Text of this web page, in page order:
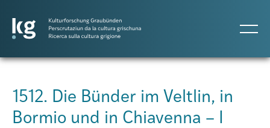
Projects
1512. Die Bünder im Veltlin, in
Bormio und in Chiavenna – I